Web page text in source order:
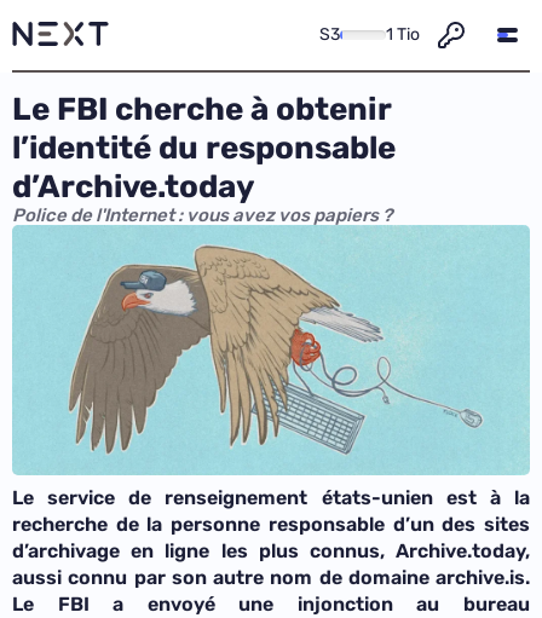
S3 1 Tio
Le FBI cherche à obtenir
l’identité du responsable
d’Archive.today
Police de l'Internet : vous avez vos papiers ?
Le service de renseignement états-unien est à la
recherche de la personne responsable d’un des sites
d’archivage en ligne les plus connus, Archive.today,
aussi connu par son autre nom de domaine archive.is.
Le FBI a envoyé une injonction au bureau